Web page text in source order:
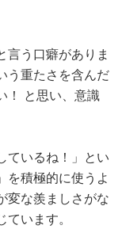
言う口癖がありま
う重たさを含んだ
！ と思い、意識
ているね！」とい
を積極的に使うよ
変な羨ましさがな
います。